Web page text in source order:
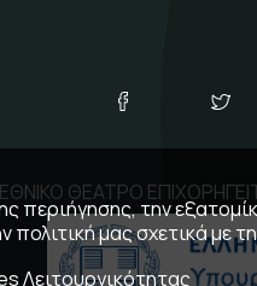
ΘΕΑΤΡΟ
περιήγησης, την
πολιτική μας σχετικά με
Λειτουργικότητας